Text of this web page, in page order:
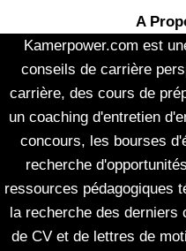
A
Kamerpower.com est
conseils de carrière
carrière, des cours de
un coaching d'entretien
concours, les bourses
recherche
ressources pédagogiques
la recherche des
de CV et de lettres de